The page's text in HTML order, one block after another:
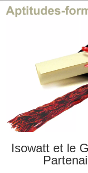
Isowatt et le